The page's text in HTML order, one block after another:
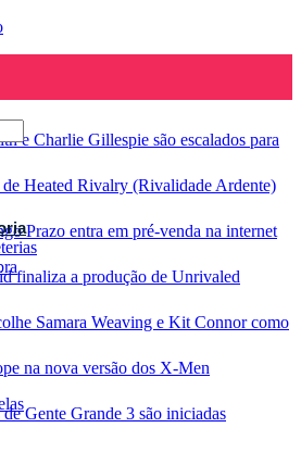
e Charlie Gillespie são escalados para
de Heated Rivalry (Rivalidade Ardente)
Prazo entra em pré-venda na internet
finaliza a produção de Unrivaled
Samara Weaving e Kit Connor como
na nova versão dos X-Men
de Gente Grande 3 são iniciadas